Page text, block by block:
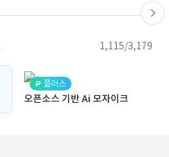
1,115/3,179
플러스
오픈소스 기반 Ai 모자이크